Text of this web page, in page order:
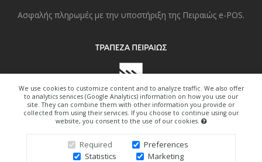
We use cookies to customize content and to analyze traffic. We also offer
to analytics services (Google Analytics) information on how you use our
site. They can combine them with other information you provide or
collected from using their services. If you choose to continue using our
website, you consent to the use of our cookies.
Required
Preferences
Statistics
Marketing
Ασφαλής πληρωμές με την υποστήριξη της Πειραιώς e-POS.
Copyright © 2022. All Right Reserved.
Design By Freedom-Art.gr